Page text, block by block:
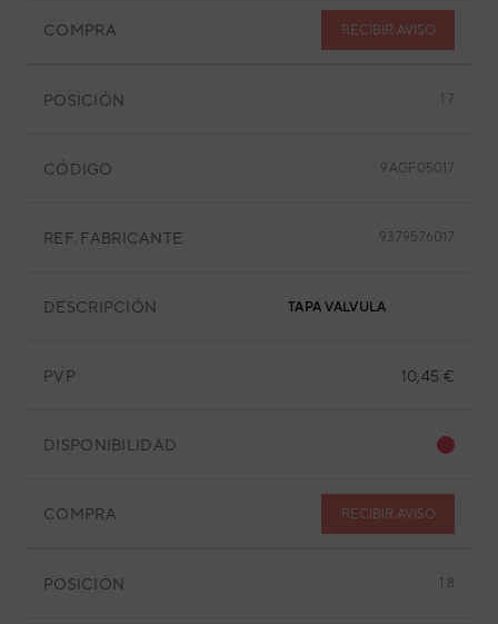
COMPRA RECIBIR AVISO
POSICIÓN 1.7
CÓDIGO 9AGF05017
REF. FABRICANTE 9379576017
DESCRIPCIÓN TAPA VALVULA
PVP 10,45 €
DISPONIBILIDAD
COMPRA RECIBIR AVISO
POSICIÓN 1.8